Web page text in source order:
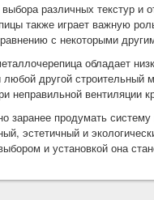
различных текстур и
также играет важную
с некоторыми
обладает
любой другой
неправильной вентиляции
заранее продумать
эстетичный и
и установкой она